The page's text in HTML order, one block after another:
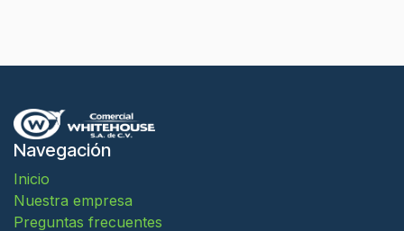
Navegación
Inicio
Nuestra empresa
Preguntas frecuentes